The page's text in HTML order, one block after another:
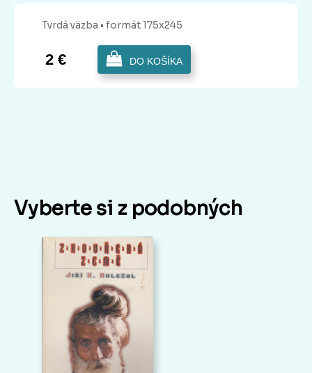
Tvrdá väzba • formát 175x245
2 € DO KOŠÍKA
Vyberte si z podobných